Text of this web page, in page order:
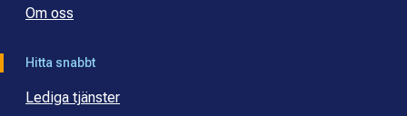
Om oss
Hitta snabbt
Lediga tjänster